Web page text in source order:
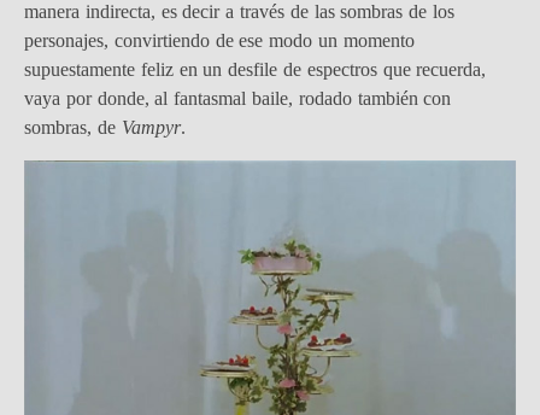
manera indirecta, es decir a través de las sombras de los
personajes, convirtiendo de ese modo un momento
supuestamente feliz en un desfile de espectros que recuerda,
vaya por donde, al fantasmal baile, rodado también con
sombras, de Vampyr.